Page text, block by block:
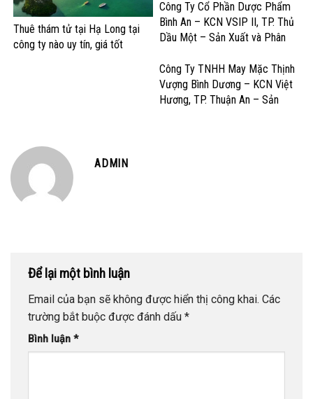
Thuê thám tử tại Hạ Long tại
công ty nào uy tín, giá tốt
– Sản Xuất Sữa và Sản Phẩm
Dinh Dưỡng
Công Ty Cổ Phần Dược Phẩm
Bình An – KCN VSIP II, TP. Thủ
Dầu Một – Sản Xuất và Phân
Cao
Công Ty TNHH May Mặc Thịnh
Vượng Bình Dương – KCN Việt
Hương, TP. Thuận An – Sản
ADMIN
Để lại một bình luận
Email của bạn sẽ không được hiển thị công khai. Các
trường bắt buộc được đánh dấu *
Bình luận *